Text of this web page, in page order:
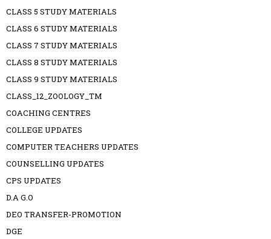
CLASS 5 STUDY MATERIALS
CLASS 6 STUDY MATERIALS
CLASS 7 STUDY MATERIALS
CLASS 8 STUDY MATERIALS
CLASS 9 STUDY MATERIALS
CLASS_12_ZOOLOGY_TM
COACHING CENTRES
COLLEGE UPDATES
COMPUTER TEACHERS UPDATES
COUNSELLING UPDATES
CPS UPDATES
D.A G.O
DEO TRANSFER-PROMOTION
DGE